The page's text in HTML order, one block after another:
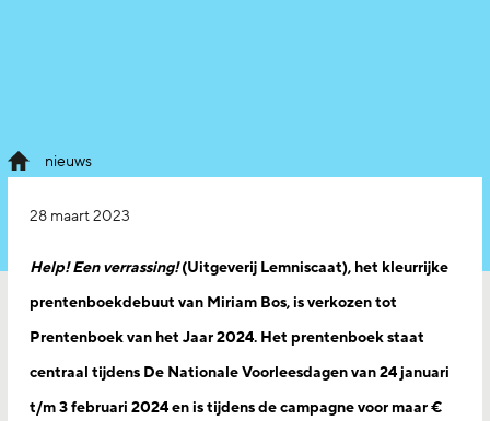
nieuws
28 maart 2023
Help! Een verrassing!(Uitgeverij Lemniscaat), het kleurrijke
prentenboekdebuut van Miriam Bos, is verkozen tot
Prentenboek van het Jaar 2024. Het prentenboek staat
centraal tijdens De Nationale Voorleesdagen van 24 januari
t/m 3 februari 2024 en is tijdens de campagne voor maar €